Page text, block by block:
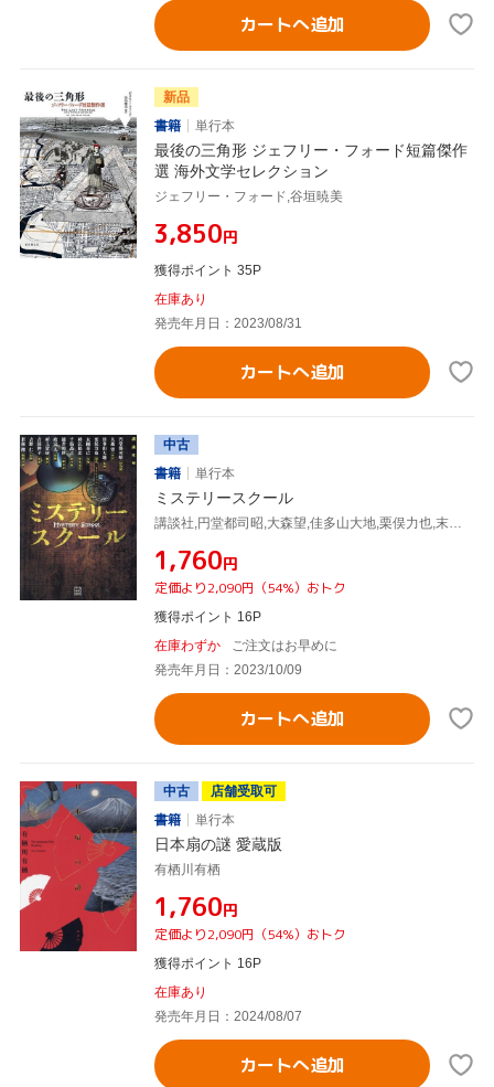
カートへ追加
新品
書籍
単行本
最後の三角形 ジェフリー・フォード短篇傑作
選 海外文学セレクション
ジェフリー・フォード,谷垣暁美
¥3,850円
獲得ポイント 35P
在庫あり
発売年月日：2023/08/31
カートへ追加
中古
書籍
単行本
ミステリースクール
講談社,円堂都司昭,大森望,佳多山大地,栗俣力也,末國善己,杉江松恋,千街晶之,瀧井朝世,政宗九,村上貴史,吉田伸子,吉野仁,若林踏
¥1,760円
定価より2,090円（54%）おトク
獲得ポイント 16P
在庫わずか
ご注文はお早めに
発売年月日：2023/10/09
カートへ追加
中古
店舗受取可
書籍
単行本
日本扇の謎 愛蔵版
有栖川有栖
¥1,760円
定価より2,090円（54%）おトク
獲得ポイント 16P
在庫あり
発売年月日：2024/08/07
カートへ追加